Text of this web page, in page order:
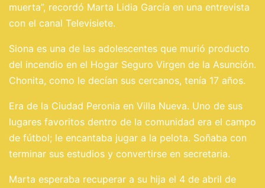
muerta”, recordó Marta Lidia García en una entrevista
con el canal Televisiete.
Siona es una de las adolescentes que murió producto
del incendio en el Hogar Seguro Virgen de la Asunción.
Chonita, como le decían sus cercanos, tenía 17 años.
Era de la Ciudad Peronia en Villa Nueva. Uno de sus
lugares favoritos dentro de la comunidad era el campo
de fútbol; le encantaba jugar a la pelota. Soñaba con
terminar sus estudios y convertirse en secretaria.
Marta esperaba recuperar a su hija el 4 de abril de